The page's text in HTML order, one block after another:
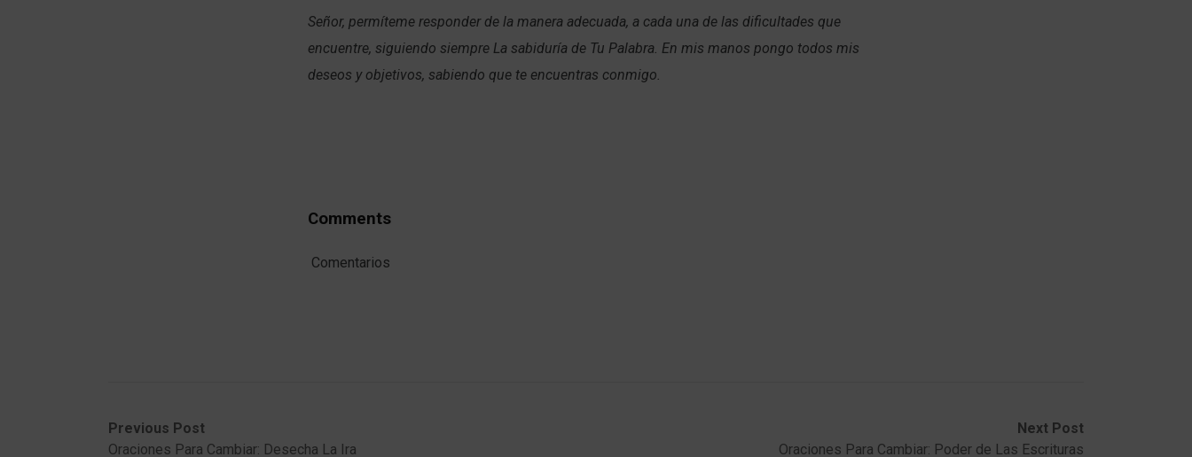
Señor, permíteme responder de la manera adecuada, a cada una de las dificultades que
encuentre, siguiendo siempre La sabiduría de Tu Palabra. En mis manos pongo todos mis
deseos y objetivos, sabiendo que te encuentras conmigo.
Comments
Comentarios
Previous Post
Oraciones Para Cambiar: Desecha La Ira
Next Post
Oraciones Para Cambiar: Poder de Las Escrituras